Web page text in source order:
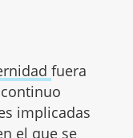
fuera
implicadas
el que se